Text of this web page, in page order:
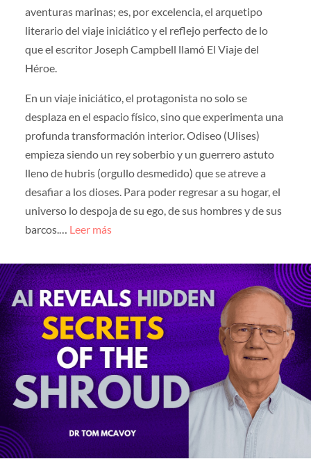
aventuras marinas; es, por excelencia, el arquetipo
literario del viaje iniciático y el reflejo perfecto de lo
que el escritor Joseph Campbell llamó El Viaje del
Héroe.
En un viaje iniciático, el protagonista no solo se
desplaza en el espacio físico, sino que experimenta una
profunda transformación interior. Odiseo (Ulises)
empieza siendo un rey soberbio y un guerrero astuto
lleno de hubris (orgullo desmedido) que se atreve a
desafiar a los dioses. Para poder regresar a su hogar, el
universo lo despoja de su ego, de sus hombres y de sus
barcos.… Leer más